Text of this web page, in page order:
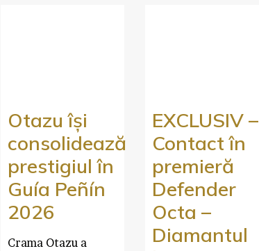
Otazu își
consolidează
prestigiul în
Guía Peñín
2026
Crama Otazu a
EXCLUSIV –
Contact în
premieră
Defender
Octa –
Diamantul